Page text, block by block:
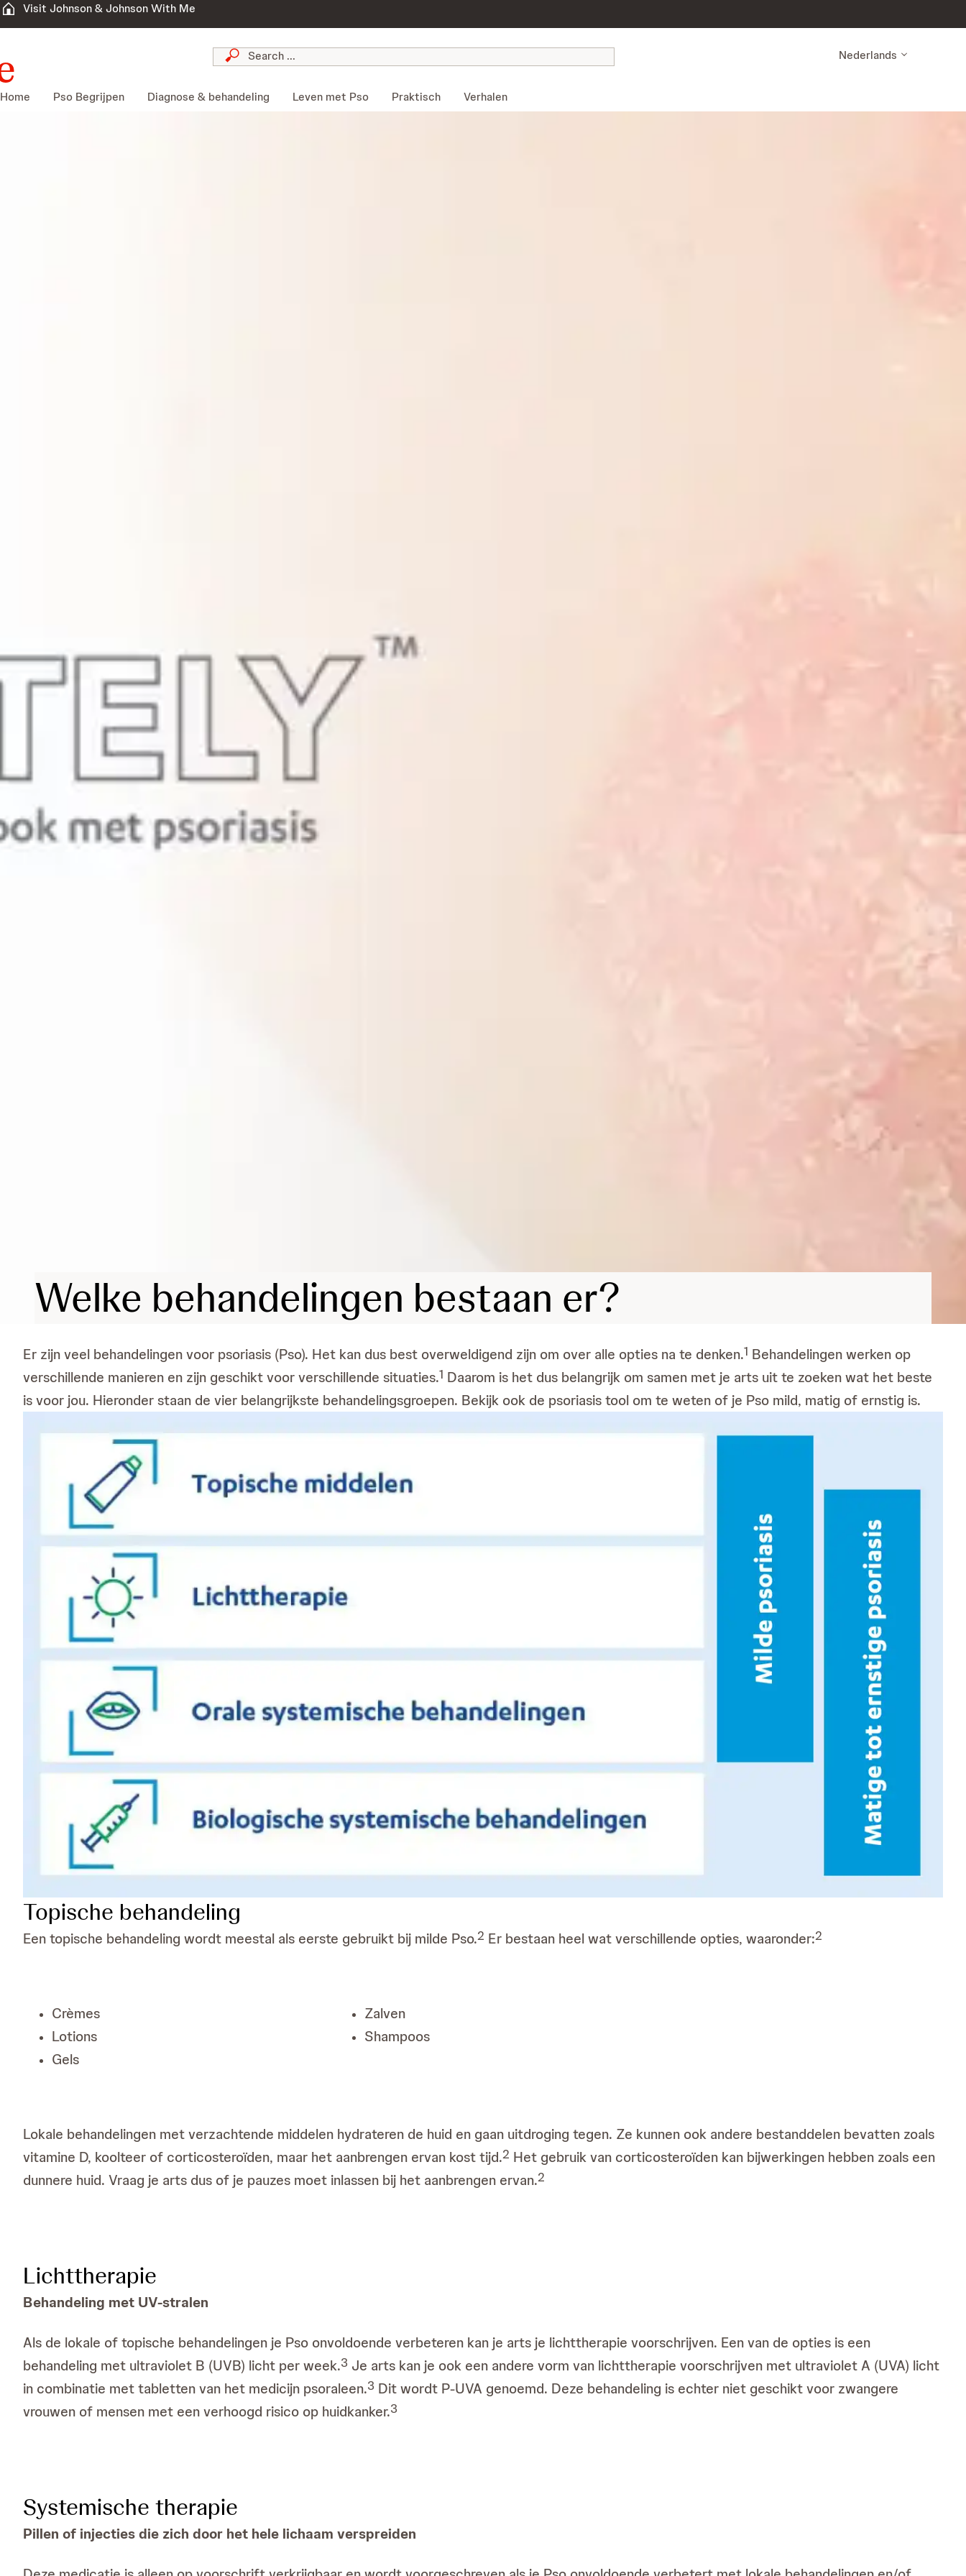
Visit Johnson & Johnson With Me
Nederlands
Home Pso Begrijpen Diagnose & behandeling Leven met Pso Praktisch Verhalen
Welke behandelingen bestaan er?
Er zijn veel behandelingen voor psoriasis (Pso). Het kan dus best overweldigend zijn om over alle opties na te denken.1 Behandelingen werken op
verschillende manieren en zijn geschikt voor verschillende situaties.1 Daarom is het dus belangrijk om samen met je arts uit te zoeken wat het beste
is voor jou. Hieronder staan de vier belangrijkste behandelingsgroepen. Bekijk ook de psoriasis tool om te weten of je Pso mild, matig of ernstig is.
Topische behandeling
Een topische behandeling wordt meestal als eerste gebruikt bij milde Pso.2 Er bestaan heel wat verschillende opties, waaronder:2
Crèmes
Lotions
Gels
Zalven
Shampoos
Lokale behandelingen met verzachtende middelen hydrateren de huid en gaan uitdroging tegen. Ze kunnen ook andere bestanddelen bevatten zoals
vitamine D, koolteer of corticosteroïden, maar het aanbrengen ervan kost tijd.2 Het gebruik van corticosteroïden kan bijwerkingen hebben zoals een
dunnere huid. Vraag je arts dus of je pauzes moet inlassen bij het aanbrengen ervan.2
Lichttherapie
Behandeling met UV-stralen
Als de lokale of topische behandelingen je Pso onvoldoende verbeteren kan je arts je lichttherapie voorschrijven. Een van de opties is een
behandeling met ultraviolet B (UVB) licht per week.3 Je arts kan je ook een andere vorm van lichttherapie voorschrijven met ultraviolet A (UVA) licht
in combinatie met tabletten van het medicijn psoraleen.3 Dit wordt P-UVA genoemd. Deze behandeling is echter niet geschikt voor zwangere
vrouwen of mensen met een verhoogd risico op huidkanker.3
Systemische therapie
Pillen of injecties die zich door het hele lichaam verspreiden